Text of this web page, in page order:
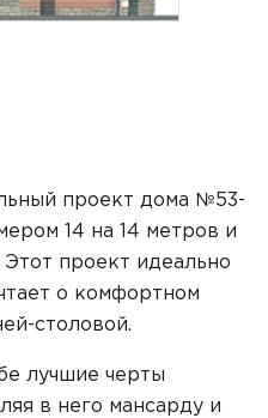
проект дома №53-
14 на 14 метров и
проект идеально
о комфортном
столовой.
лучшие черты
в него мансарду и